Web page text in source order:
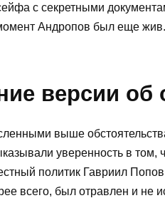
с секретными
Андропов был еще жив.
версии об
выше
уверенность в
политик Гавриил Попов
всего, был отравлен и не